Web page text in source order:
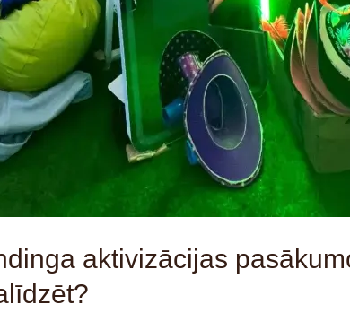
aktivizācijas